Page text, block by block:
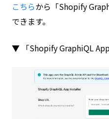
こちらから「Shopify
できます。
▼ 「Shopify GraphiQL